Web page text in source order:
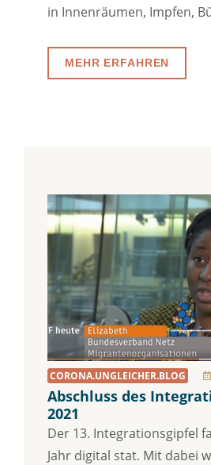
in Innenräumen, Impfen,
MEHR ERFAHREN
CORONA.UNGLEICHER.BLOG
Abschluss des
2021
Der 13. Integrationsgipfel
Jahr digital stat. Mit dabei